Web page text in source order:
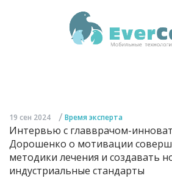
19 сен 2024 / Время эксперта
Интервью с главврачом-
Дорошенко о мотивации
методики лечения и создавать
индустриальные стандарты